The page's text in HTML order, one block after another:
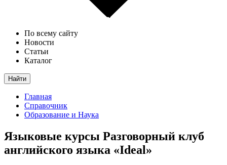
По всему сайту
Новости
Статьи
Каталог
Найти
Главная
Справочник
Образование и Наука
Языковые курсы Разговорный клуб
английского языка «Ideal»